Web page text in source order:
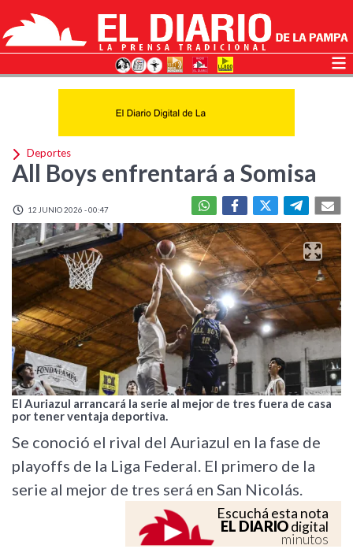
Deportes
All Boys enfrentará a Somisa
12 JUNIO 2026 - 00:47
El Auriazul arrancará la serie al mejor de tres fuera de casa
por tener ventaja deportiva.
Se conoció el rival del Auriazul en la fase de
playoffs de la Liga Federal. El primero de la
serie al mejor de tres será en San Nicolás.
Escuchá esta nota
EL DIARIOdigital
minutos